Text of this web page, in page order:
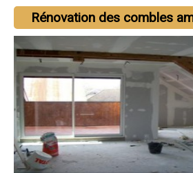
Rénovation des combles